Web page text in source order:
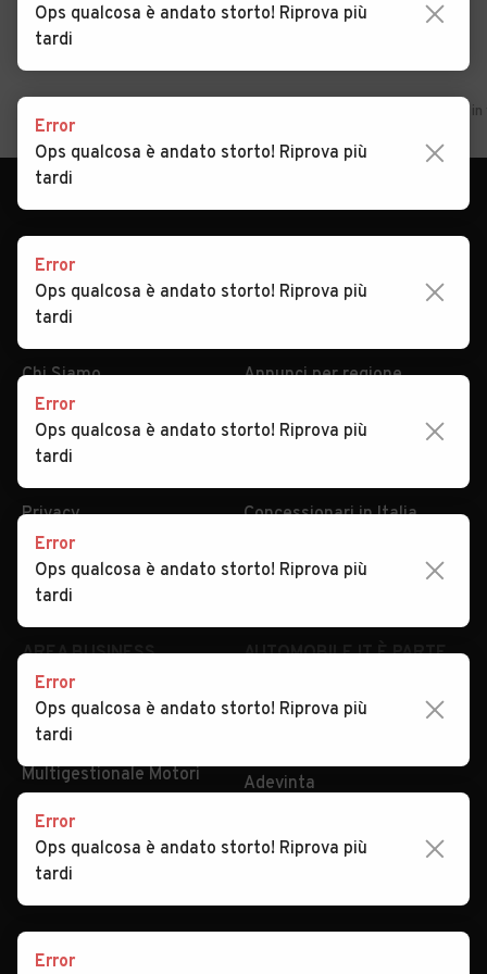
Auto usate
Chi Siamo
Serve aiuto?
Dati identificativi
Privacy
Impostazioni Privacy
Security
Annunci per regione
Tutte le auto usate
Concessionari in Italia
Valutazione auto
AREA BUSINESS
Registrazione
concessionario
Multigestionale Motori
AUTOMOBILE.IT È PARTE
subito.it
Adevinta
SEGUICI
Copyright © 2023 Marktplaats B.V. Tutti i diritti riservati.
Ops qualcosa è andato storto! Riprova più
tardi
Error
Ops qualcosa è andato storto! Riprova più
tardi
Error
Ops qualcosa è andato storto! Riprova più
tardi
Error
Ops qualcosa è andato storto! Riprova più
tardi
Error
Ops qualcosa è andato storto! Riprova più
tardi
Error
Ops qualcosa è andato storto! Riprova più
tardi
Error
Ops qualcosa è andato storto! Riprova più
tardi
Error